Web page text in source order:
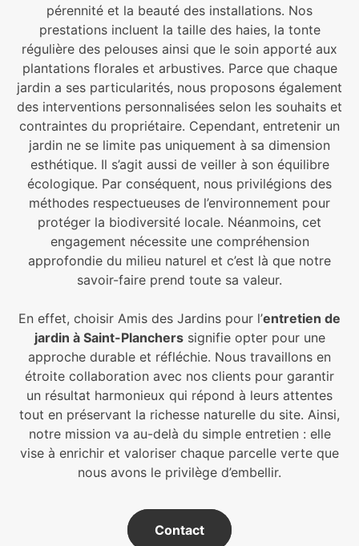
pérennité et la beauté des installations. Nos
prestations incluent la taille des haies, la tonte
régulière des pelouses ainsi que le soin apporté aux
plantations florales et arbustives. Parce que chaque
jardin a ses particularités, nous proposons également
des interventions personnalisées selon les souhaits et
contraintes du propriétaire. Cependant, entretenir un
jardin ne se limite pas uniquement à sa dimension
esthétique. Il s’agit aussi de veiller à son équilibre
écologique. Par conséquent, nous privilégions des
méthodes respectueuses de l’environnement pour
protéger la biodiversité locale. Néanmoins, cet
engagement nécessite une compréhension
approfondie du milieu naturel et c’est là que notre
savoir-faire prend toute sa valeur.
En effet, choisir Amis des Jardins pour l’entretien de
jardin à Saint-Plancherssignifie opter pour une
approche durable et réfléchie. Nous travaillons en
étroite collaboration avec nos clients pour garantir
un résultat harmonieux qui répond à leurs attentes
tout en préservant la richesse naturelle du site. Ainsi,
notre mission va au-delà du simple entretien : elle
vise à enrichir et valoriser chaque parcelle verte que
nous avons le privilège d’embellir.
Contact